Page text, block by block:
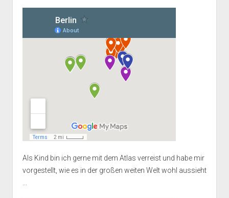
Als Kind bin ich gerne mit dem Atlas verreist und habe mir
vorgestellt, wie es in der großen weiten Welt wohl aussieht